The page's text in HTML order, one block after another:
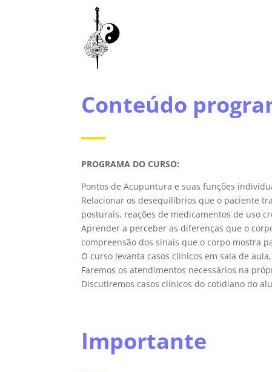
Conteúdo
PROGRAMA DO CURSO:
Pontos de Acupuntura e suas funções
Relacionar os desequilíbrios que o paciente
posturais, reações de medicamentos de uso
Aprender a perceber as diferenças que o
compreensão dos sinais que o corpo mostra
O curso levanta casos clínicos em sala de
Faremos os atendimentos necessários na
Discutiremos casos clínicos do cotidiano do
Importante